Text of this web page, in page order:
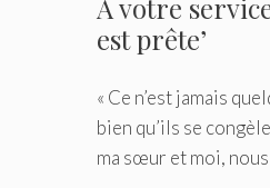
A votre
est prête’
« Ce n’est jamais
bien qu’ils se
ma sœur et moi,